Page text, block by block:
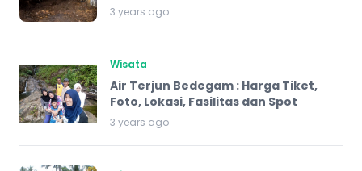
3 years ago
Wisata
Air Terjun Bedegam : Harga Tiket,
Foto, Lokasi, Fasilitas dan Spot
3 years ago